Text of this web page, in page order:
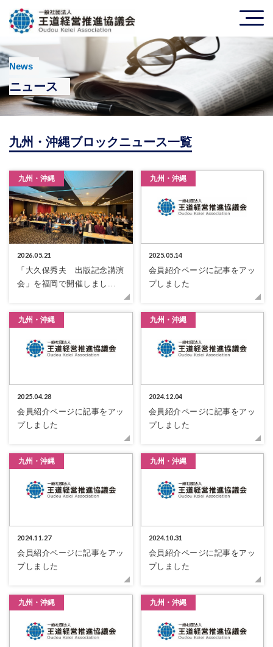
News
ニュース
九州・沖縄ブロックニュース一覧
九州・沖縄
2026.05.21
「大久保秀夫 出版記念講演
会」を福岡で開催しまし...
九州・沖縄
2025.05.14
会員紹介ページに記事をアッ
プしました
九州・沖縄
2025.04.28
会員紹介ページに記事をアッ
プしました
九州・沖縄
2024.12.04
会員紹介ページに記事をアッ
プしました
九州・沖縄
2024.11.27
会員紹介ページに記事をアッ
プしました
九州・沖縄
2024.10.31
会員紹介ページに記事をアッ
プしました
九州・沖縄 九州・沖縄